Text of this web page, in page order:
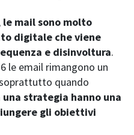
le mail sono molto
digitale che viene
e disinvoltura.
le email rimangono un
quando
strategia hanno una
gli obiettivi